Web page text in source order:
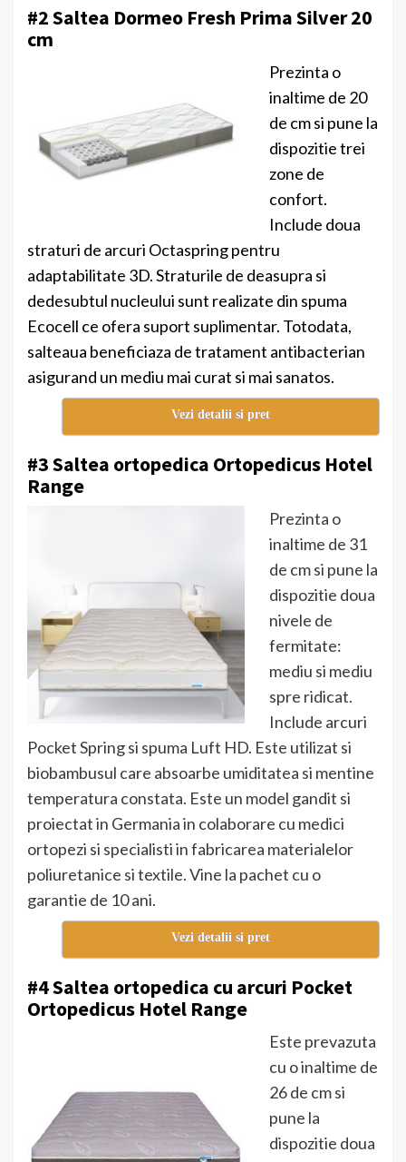
#2 Saltea Dormeo Fresh Prima Silver 20
cm
Prezinta o
inaltime de 20
de cm si pune la
dispozitie trei
zone de
confort.
Include doua
straturi de arcuri Octaspring pentru
adaptabilitate 3D. Straturile de deasupra si
dedesubtul nucleului sunt realizate din spuma
Ecocell ce ofera suport suplimentar. Totodata,
salteaua beneficiaza de tratament antibacterian
asigurand un mediu mai curat si mai sanatos.
Vezi detalii si pret
#3 Saltea ortopedica Ortopedicus Hotel
Range
Prezinta o
inaltime de 31
de cm si pune la
dispozitie doua
nivele de
fermitate:
mediu si mediu
spre ridicat.
Include arcuri
Pocket Spring si spuma Luft HD. Este utilizat si
biobambusul care absoarbe umiditatea si mentine
temperatura constata. Este un model gandit si
proiectat in Germania in colaborare cu medici
ortopezi si specialisti in fabricarea materialelor
poliuretanice si textile. Vine la pachet cu o
garantie de 10 ani.
Vezi detalii si pret
#4 Saltea ortopedica cu arcuri Pocket
Ortopedicus Hotel Range
Este prevazuta
cu o inaltime de
26 de cm si
pune la
dispozitie doua